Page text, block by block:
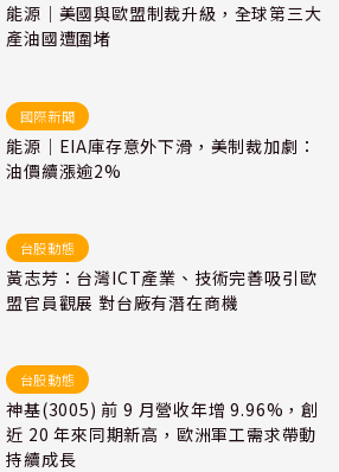
能源｜美國與歐盟制裁升級，全球第三大
產油國遭圍堵
國際新聞
能源｜EIA庫存意外下滑，美制裁加劇：
油價續漲逾2%
台股動態
黃志芳：台灣ICT產業、技術完善吸引歐
盟官員觀展 對台廠有潛在商機
台股動態
神基(3005) 前 9 月營收年增 9.96%，創
近 20 年來同期新高，歐洲軍工需求帶動
持續成長